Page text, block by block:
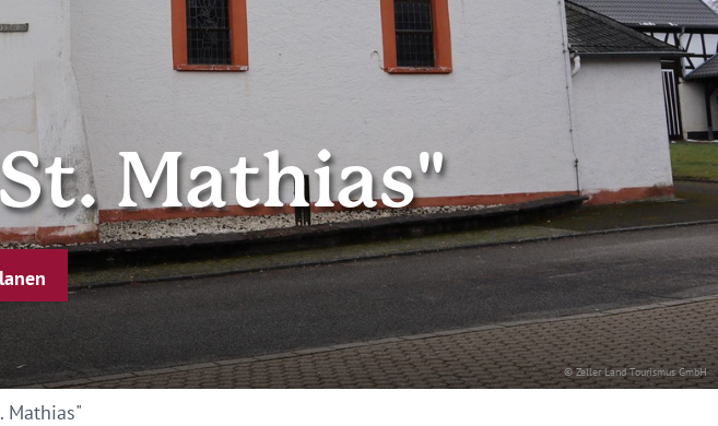
© Zeller Land Tourismus GmbH
Mathias"
Mathias"